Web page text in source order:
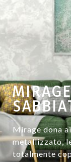
Mirage dona
metallizzato,
totalmente